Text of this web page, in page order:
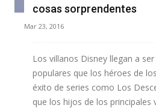
cosas sorprendentes
Mar 23, 2016
Los villanos Disney llegan a
populares que los héroes de
éxito de series como Los
que los hijos de los principales